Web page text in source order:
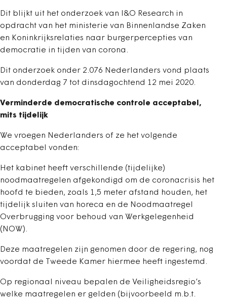
Dit blijkt uit het onderzoek van I&O Research in
opdracht van het ministerie van Binnenlandse Zaken
en Koninkrijksrelaties naar burgerpercepties van
democratie in tijden van corona.
Dit onderzoek onder 2.076 Nederlanders vond plaats
van donderdag 7 tot dinsdagochtend 12 mei 2020.
Verminderde democratische controle acceptabel,
mits tijdelijk
We vroegen Nederlanders of ze het volgende
acceptabel vonden:
Het kabinet heeft verschillende (tijdelijke)
noodmaatregelen afgekondigd om de coronacrisis het
hoofd te bieden, zoals 1,5 meter afstand houden, het
tijdelijk sluiten van horeca en de Noodmaatregel
Overbrugging voor behoud van Werkgelegenheid
(NOW).
Deze maatregelen zijn genomen door de regering, nog
voordat de Tweede Kamer hiermee heeft ingestemd.
Op regionaal niveau bepalen de Veiligheidsregio’s
welke maatregelen er gelden (bijvoorbeeld m.b.t.